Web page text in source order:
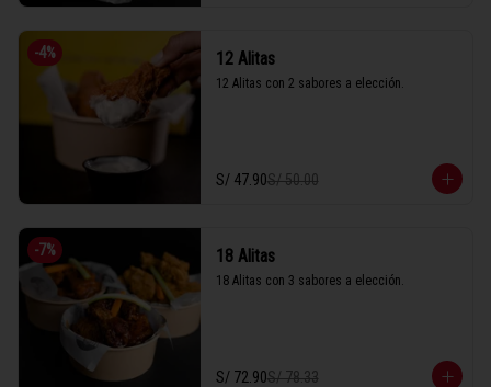
-4% 12 Alitas
12 Alitas con 2 sabores a elección.
S/ 47.90S/ 50.00
-7% 18 Alitas
18 Alitas con 3 sabores a elección.
S/ 72.90S/ 78.33